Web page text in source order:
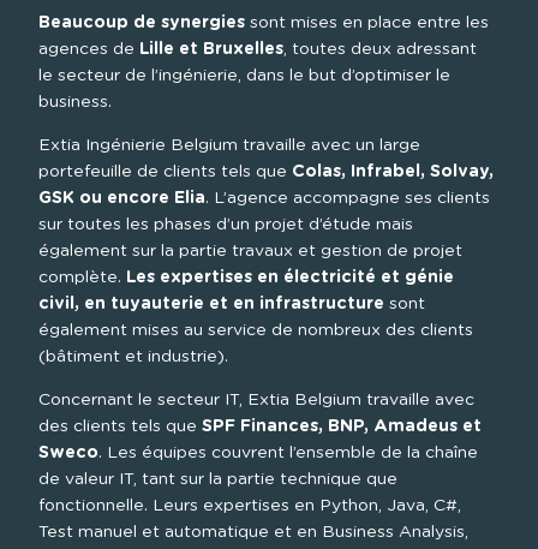
Beaucoup de synergies sont mises en place entre les
agences de Lille et Bruxelles, toutes deux adressant
le secteur de l’ingénierie, dans le but d’optimiser le
business.
Extia Ingénierie Belgium travaille avec un large
portefeuille de clients tels que Colas, Infrabel, Solvay,
GSK ou encore Elia. L’agence accompagne ses clients
sur toutes les phases d’un projet d’étude mais
également sur la partie travaux et gestion de projet
complète. Les expertises en électricité et génie
civil, en tuyauterie et en infrastructure sont
également mises au service de nombreux des clients
(bâtiment et industrie).
Concernant le secteur IT, Extia Belgium travaille avec
des clients tels que SPF Finances, BNP, Amadeus et
Sweco. Les équipes couvrent l’ensemble de la chaîne
de valeur IT, tant sur la partie technique que
fonctionnelle. Leurs expertises en Python, Java, C#,
Test manuel et automatique et en Business Analysis,